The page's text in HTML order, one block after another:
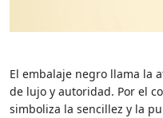
El embalaje negro llama la
de lujo y autoridad. Por el
simboliza la sencillez y la